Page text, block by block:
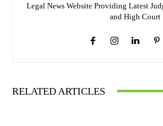
Legal News Website Providing Latest
and High Court
RELATED ARTICLES